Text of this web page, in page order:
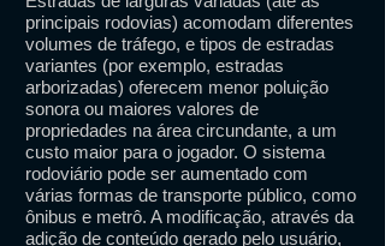
principais rodovias) acomodam diferentes
volumes de tráfego, e tipos de estradas
variantes (por exemplo, estradas
arborizadas) oferecem menor poluição
sonora ou maiores valores de
propriedades na área circundante, a um
custo maior para o jogador. O sistema
rodoviário pode ser aumentado com
várias formas de transporte público, como
ônibus e metrô. A modificação, através da
adição de conteúdo gerado pelo usuário,